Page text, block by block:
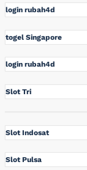
login rubah4d
togel Singapore
login rubah4d
Slot Tri
Slot Indosat
Slot Pulsa